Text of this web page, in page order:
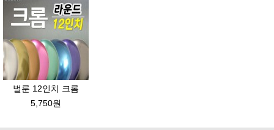
벌룬 12인치 크롬
5,750원